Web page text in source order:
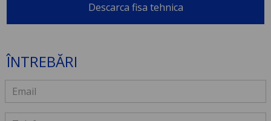
Descarca fisa tehnica
ÎNTREBĂRI